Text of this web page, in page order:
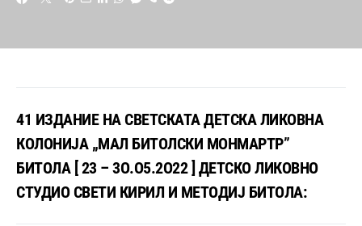
41 ИЗДАНИЕ НА СВЕТСКАТА ДЕТСКА ЛИКОВНА
КОЛОНИЈА „МАЛ БИТОЛСКИ МОНМАРТР”
БИТОЛА [ 23 – 3О.О5.2О22 ] ДЕТСКО ЛИКОВНО
СТУДИО СВЕТИ КИРИЛ И МЕТОДИЈ БИТОЛА: